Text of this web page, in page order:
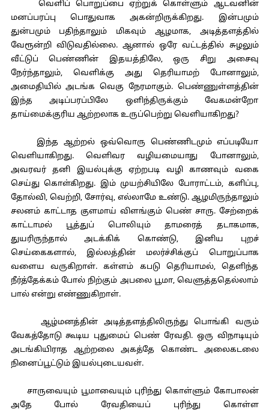
வெளிப் பொறுப்பை ஏற்றுக் கொள்ளும் ஆடவனின்
மனப்பரப்பு பொதுவாக அகன்றிருக்கிறது. இன்பமும்
துன்பமும் பதிந்தாலும் மிகவும் ஆழமாக, அடித்தளத்தில்
வேரூன்றி விடுவதில்லை. ஆனால் ஒரே வட்டத்தில் சுழலும்
வீட்டுப் பெண்ணின் இதயத்திலே, ஒரு சிறு அசைவு
நேர்ந்தாலும், வெளிக்கு அது தெரியாமற் போனாலும்,
அமைதியில் அடங்க வெகு நேரமாகும். பெண்ணுள்ளத்தின்
இந்த அடிப்பரப்பிலே ஒளிந்திருக்கும் வேகமன்றோ
தாய்மைக்குரிய ஆற்றலாக உருப்பெற்று வெளியாகிறது?
இந்த ஆற்றல் ஒவ்வொரு பெண்ணிடமும் எப்படியோ
வெளியாகிறது. வெளிவர வழியமையாது போனாலும்,
அவரவர் தனி இயல்புக்கு ஏற்றபடி வழி காணவும் வகை
செய்து கொள்கிறது. இம் முயற்சியிலே போராட்டம், களிப்பு,
தோல்வி, வெற்றி, சோர்வு, எல்லாமே உண்டு. ஆழமிருந்தாலும்
சலனம் காட்டாத குளமாய் விளங்கும் பெண் சாரு. சேற்றைக்
காட்டாமல் பூத்துப் பொலியும் தாமரைத் தடாகமாக,
துயரிருந்தால் அடக்கிக் கொண்டு, இனிய புறச்
செய்கைகளால், இல்லத்தின் மலர்ச்சிக்குப் பொறுப்பாக
வளைய வருகிறாள். கள்ளம் கபடு தெரியாமல், தெளிந்த
நீர்த்தேக்கம் போல் நிற்கும் அபலை பூமா, வெளுத்ததெல்லாம்
பால் என்று எண்ணுகிறாள்.
ஆழ்மனத்தின் அடித்தளத்திலிருந்து பொங்கி வரும்
வேகத்தோடு கூடிய புதுமைப் பெண் ரேவதி. ஒரு விநாடியும்
அடங்கியிராத ஆற்றலை அகத்தே கொண்ட அலைகடலை
நினைப்பூட்டும் இயல்புடையவள்.
சாருவையும் பூமாவையும் புரிந்து கொள்ளும் கோபாலன்
அதே போல் ரேவதியைப் புரிந்து கொள்ள